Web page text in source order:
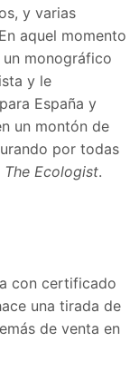
y varias
aquel momento
monográfico
y le
España y
un montón de
por todas
The Ecologist.
con certificado
una tirada de
de venta en